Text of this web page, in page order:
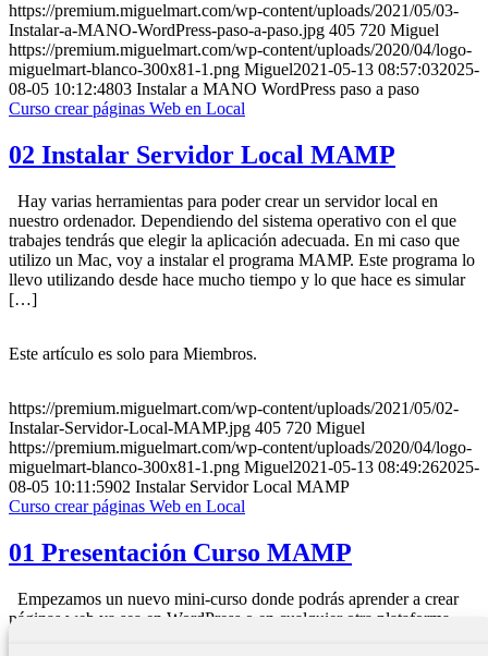
https://premium.miguelmart.com/wp-content/uploads/2021/05/03-
Instalar-a-MANO-WordPress-paso-a-paso.jpg 405 720 Miguel
https://premium.miguelmart.com/wp-content/uploads/2020/04/logo-
miguelmart-blanco-300x81-1.png Miguel2021-05-13 08:57:032025-
08-05 10:12:4803 Instalar a MANO WordPress paso a paso
Curso crear páginas Web en Local
02 Instalar Servidor Local MAMP
Hay varias herramientas para poder crear un servidor local en
nuestro ordenador. Dependiendo del sistema operativo con el que
trabajes tendrás que elegir la aplicación adecuada. En mi caso que
utilizo un Mac, voy a instalar el programa MAMP. Este programa lo
llevo utilizando desde hace mucho tiempo y lo que hace es simular
[…]
Este artículo es solo para Miembros.
https://premium.miguelmart.com/wp-content/uploads/2021/05/02-
Instalar-Servidor-Local-MAMP.jpg 405 720 Miguel
https://premium.miguelmart.com/wp-content/uploads/2020/04/logo-
miguelmart-blanco-300x81-1.png Miguel2021-05-13 08:49:262025-
08-05 10:11:5902 Instalar Servidor Local MAMP
Curso crear páginas Web en Local
01 Presentación Curso MAMP
Empezamos un nuevo mini-curso donde podrás aprender a crear
páginas web ya sea en WordPress o en cualquier otra plataforma,